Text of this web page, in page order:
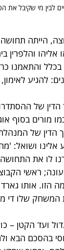
לבין מי שקיבל את
החוצה, הייתה
אליהו
והתאמנו
להגיע
הדין של
מורים בסוף
הדין של
אלינו
לו את
ראשי
הזו. אותו
המשחק שלו די
ועד הקטן –
בהסכם